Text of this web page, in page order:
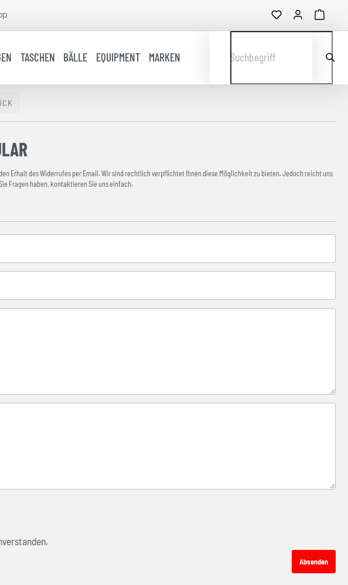
TASCHEN BÄLLE EQUIPMENT MARKEN Suchbegriff
Erhalt des Widerrufes per Email. Wir sind rechtlich verpflichtet Ihnen diese Möglichkeit zu bieten. Jedoch reicht uns
Fragen haben, kontaktieren Sie uns einfach.
Absenden